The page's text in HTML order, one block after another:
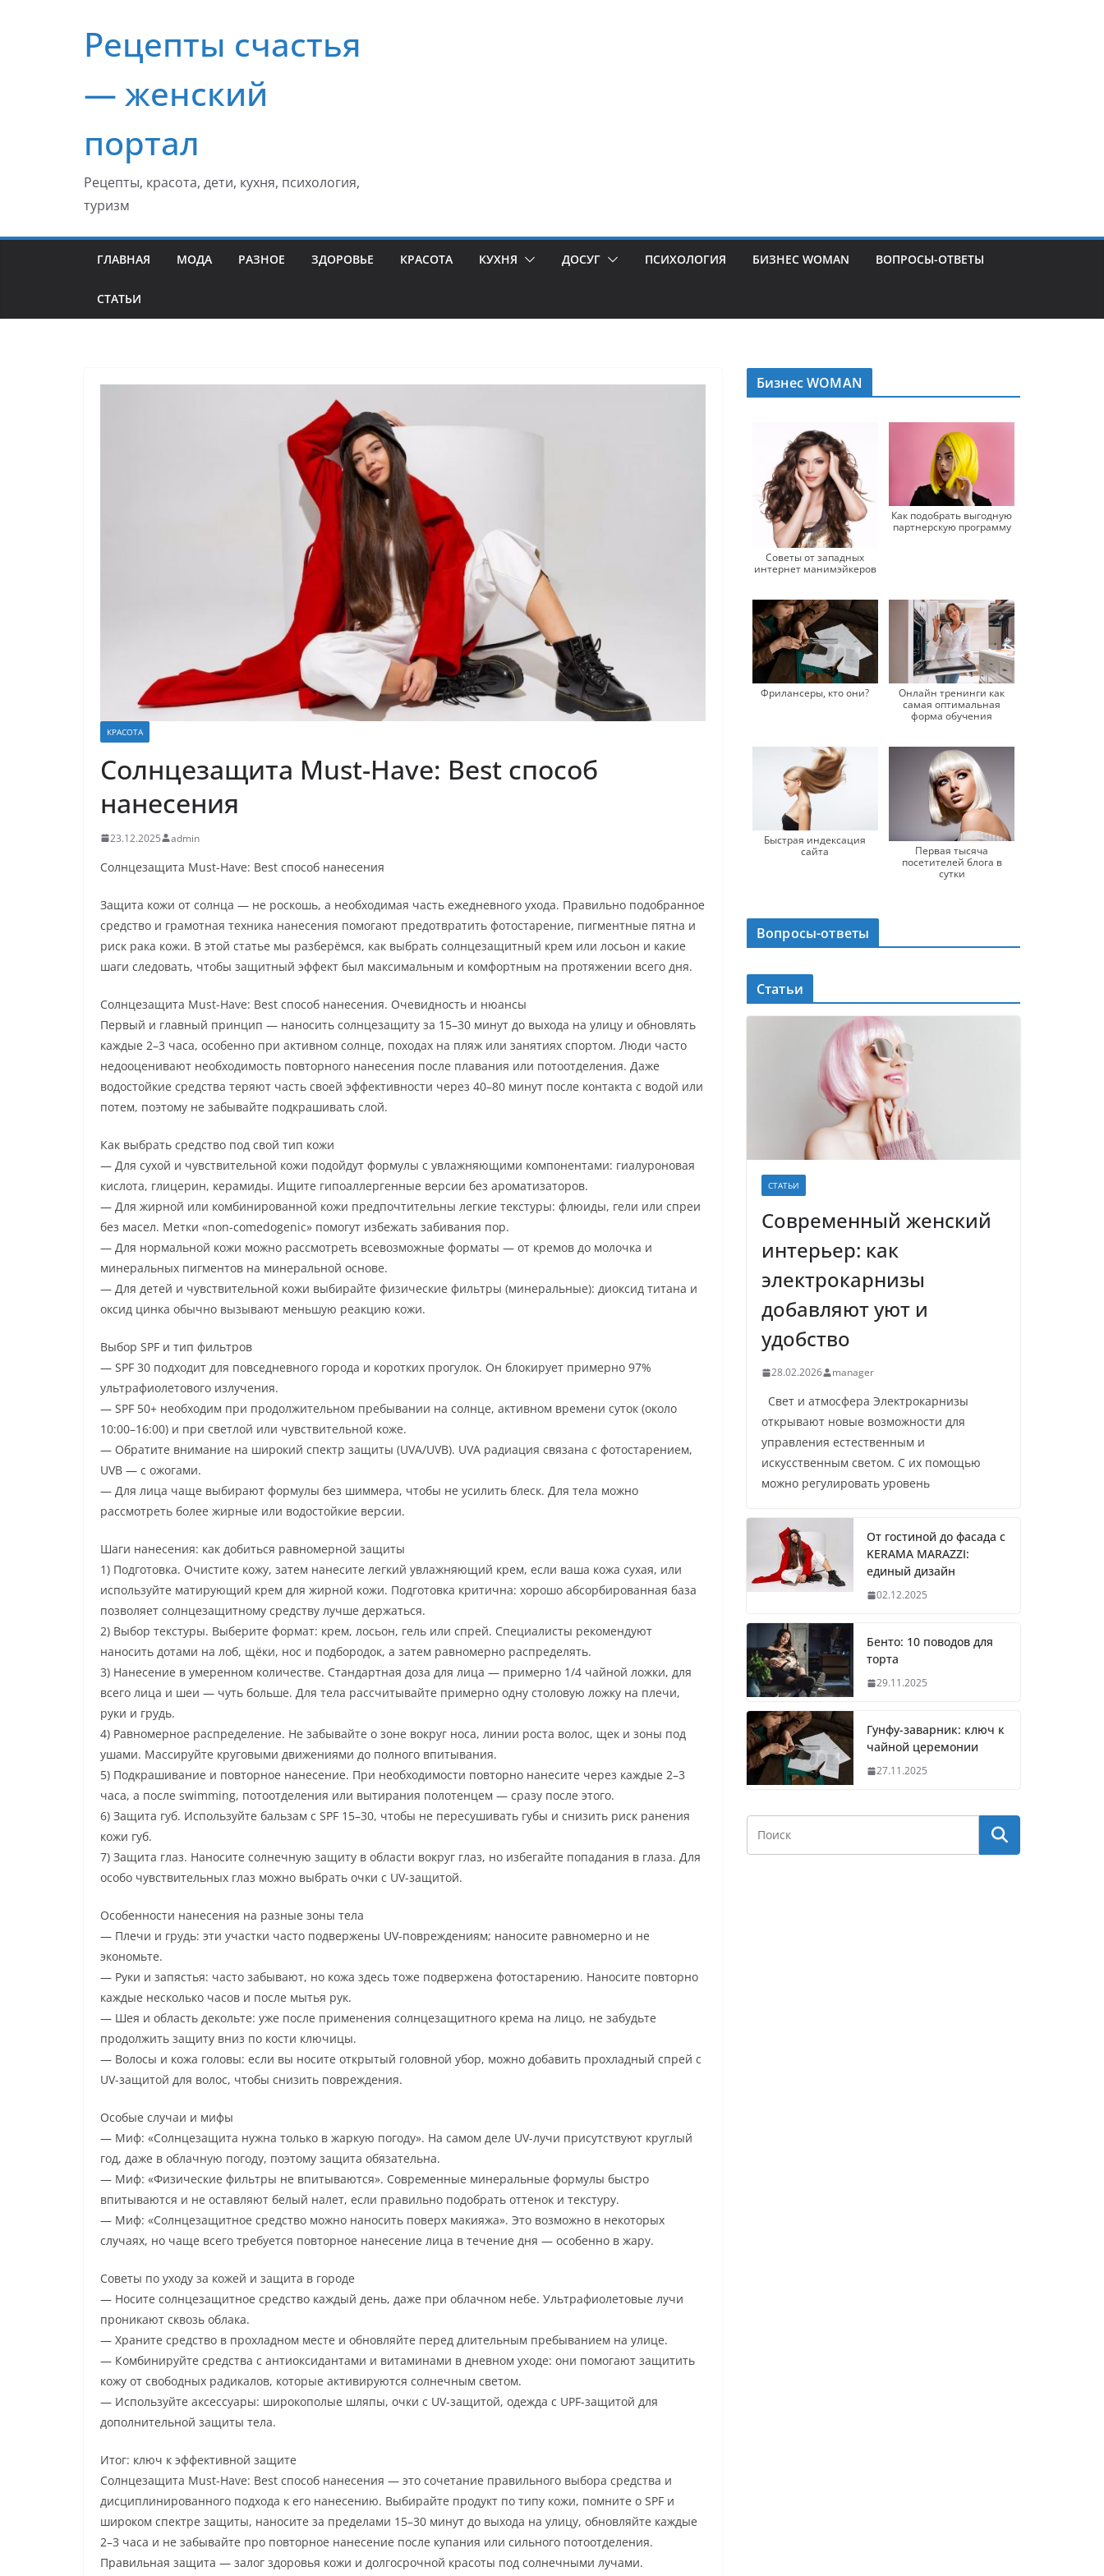
содержимомуРецепты счастья
— женский
портал
Рецепты, красота, дети, кухня, психология,
туризм
ГЛАВНАЯ МОДА РАЗНОЕ ЗДОРОВЬЕ КРАСОТА КУХНЯ ДОСУГ ПСИХОЛОГИЯ БИЗНЕС WOMAN ВОПРОСЫ-ОТВЕТЫ
СТАТЬИ
КРАСОТА
Солнцезащита Must-Have: Best способ
нанесения
23.12.2025 admin
Солнцезащита Must-Have: Best способ нанесения
Защита кожи от солнца — не роскошь, а необходимая часть ежедневного ухода. Правильно подобранное
средство и грамотная техника нанесения помогают предотвратить фотостарение, пигментные пятна и
риск рака кожи. В этой статье мы разберёмся, как выбрать солнцезащитный крем или лосьон и какие
шаги следовать, чтобы защитный эффект был максимальным и комфортным на протяжении всего дня.
Солнцезащита Must-Have: Best способ нанесения. Очевидность и нюансы
Первый и главный принцип — наносить солнцезащиту за 15–30 минут до выхода на улицу и обновлять
каждые 2–3 часа, особенно при активном солнце, походах на пляж или занятиях спортом. Люди часто
недооценивают необходимость повторного нанесения после плавания или потоотделения. Даже
водостойкие средства теряют часть своей эффективности через 40–80 минут после контакта с водой или
потем, поэтому не забывайте подкрашивать слой.
Как выбрать средство под свой тип кожи
— Для сухой и чувствительной кожи подойдут формулы с увлажняющими компонентами: гиалуроновая
кислота, глицерин, керамиды. Ищите гипоаллергенные версии без ароматизаторов.
— Для жирной или комбинированной кожи предпочтительны легкие текстуры: флюиды, гели или спреи
без масел. Метки «non-comedogenic» помогут избежать забивания пор.
— Для нормальной кожи можно рассмотреть всевозможные форматы — от кремов до молочка и
минеральных пигментов на минеральной основе.
— Для детей и чувствительной кожи выбирайте физические фильтры (минеральные): диоксид титана и
оксид цинка обычно вызывают меньшую реакцию кожи.
Выбор SPF и тип фильтров
— SPF 30 подходит для повседневного города и коротких прогулок. Он блокирует примерно 97%
ультрафиолетового излучения.
— SPF 50+ необходим при продолжительном пребывании на солнце, активном времени суток (около
10:00–16:00) и при светлой или чувствительной коже.
— Обратите внимание на широкий спектр защиты (UVA/UVB). UVA радиация связана с фотостарением,
UVB — с ожогами.
— Для лица чаще выбирают формулы без шиммера, чтобы не усилить блеск. Для тела можно
рассмотреть более жирные или водостойкие версии.
Шаги нанесения: как добиться равномерной защиты
1) Подготовка. Очистите кожу, затем нанесите легкий увлажняющий крем, если ваша кожа сухая, или
используйте матирующий крем для жирной кожи. Подготовка критична: хорошо абсорбированная база
позволяет солнцезащитному средству лучше держаться.
2) Выбор текстуры. Выберите формат: крем, лосьон, гель или спрей. Специалисты рекомендуют
наносить дотами на лоб, щёки, нос и подбородок, а затем равномерно распределять.
3) Нанесение в умеренном количестве. Стандартная доза для лица — примерно 1/4 чайной ложки, для
всего лица и шеи — чуть больше. Для тела рассчитывайте примерно одну столовую ложку на плечи,
руки и грудь.
4) Равномерное распределение. Не забывайте о зоне вокруг носа, линии роста волос, щек и зоны под
ушами. Массируйте круговыми движениями до полного впитывания.
5) Подкрашивание и повторное нанесение. При необходимости повторно нанесите через каждые 2–3
часа, а после swimming, потоотделения или вытирания полотенцем — сразу после этого.
6) Защита губ. Используйте бальзам с SPF 15–30, чтобы не пересушивать губы и снизить риск ранения
кожи губ.
7) Защита глаз. Наносите солнечную защиту в области вокруг глаз, но избегайте попадания в глаза. Для
особо чувствительных глаз можно выбрать очки с UV-защитой.
Особенности нанесения на разные зоны тела
— Плечи и грудь: эти участки часто подвержены UV-повреждениям; наносите равномерно и не
экономьте.
— Руки и запястья: часто забывают, но кожа здесь тоже подвержена фотостарению. Наносите повторно
каждые несколько часов и после мытья рук.
— Шея и область декольте: уже после применения солнцезащитного крема на лицо, не забудьте
продолжить защиту вниз по кости ключицы.
— Волосы и кожа головы: если вы носите открытый головной убор, можно добавить прохладный спрей с
UV-защитой для волос, чтобы снизить повреждения.
Особые случаи и мифы
— Миф: «Солнцезащита нужна только в жаркую погоду». На самом деле UV-лучи присутствуют круглый
год, даже в облачную погоду, поэтому защита обязательна.
— Миф: «Физические фильтры не впитываются». Современные минеральные формулы быстро
впитываются и не оставляют белый налет, если правильно подобрать оттенок и текстуру.
— Миф: «Солнцезащитное средство можно наносить поверх макияжа». Это возможно в некоторых
случаях, но чаще всего требуется повторное нанесение лица в течение дня — особенно в жару.
Советы по уходу за кожей и защита в городе
— Носите солнцезащитное средство каждый день, даже при облачном небе. Ультрафиолетовые лучи
проникают сквозь облака.
— Храните средство в прохладном месте и обновляйте перед длительным пребыванием на улице.
— Комбинируйте средства с антиоксидантами и витаминами в дневном уходе: они помогают защитить
кожу от свободных радикалов, которые активируются солнечным светом.
— Используйте аксессуары: широкополые шляпы, очки с UV-защитой, одежда с UPF-защитой для
дополнительной защиты тела.
Итог: ключ к эффективной защите
Солнцезащита Must-Have: Best способ нанесения — это сочетание правильного выбора средства и
дисциплинированного подхода к его нанесению. Выбирайте продукт по типу кожи, помните о SPF и
широком спектре защиты, наносите за пределами 15–30 минут до выхода на улицу, обновляйте каждые
2–3 часа и не забывайте про повторное нанесение после купания или сильного потоотделения.
Правильная защита — залог здоровья кожи и долгосрочной красоты под солнечными лучами.
Бизнес WOMAN
Советы от западных
интернет манимэйкеров
Как подобрать выгодную
партнерскую программу
Фрилансеры, кто они?
Онлайн тренинги как
самая оптимальная
форма обучения
Быстрая индексация
сайта
Первая тысяча
посетителей блога в
сутки
Вопросы-ответы
Статьи
СТАТЬИ
Современный женский
интерьер: как
электрокарнизы
добавляют уют и
удобство
28.02.2026 manager
Свет и атмосфера Электрокарнизы
открывают новые возможности для
управления естественным и
искусственным светом. С их помощью
можно регулировать уровень
От гостиной до фасада с
KERAMA MARAZZI:
единый дизайн
02.12.2025
Бенто: 10 поводов для
торта
29.11.2025
Гунфу-заварник: ключ к
чайной церемонии
27.11.2025